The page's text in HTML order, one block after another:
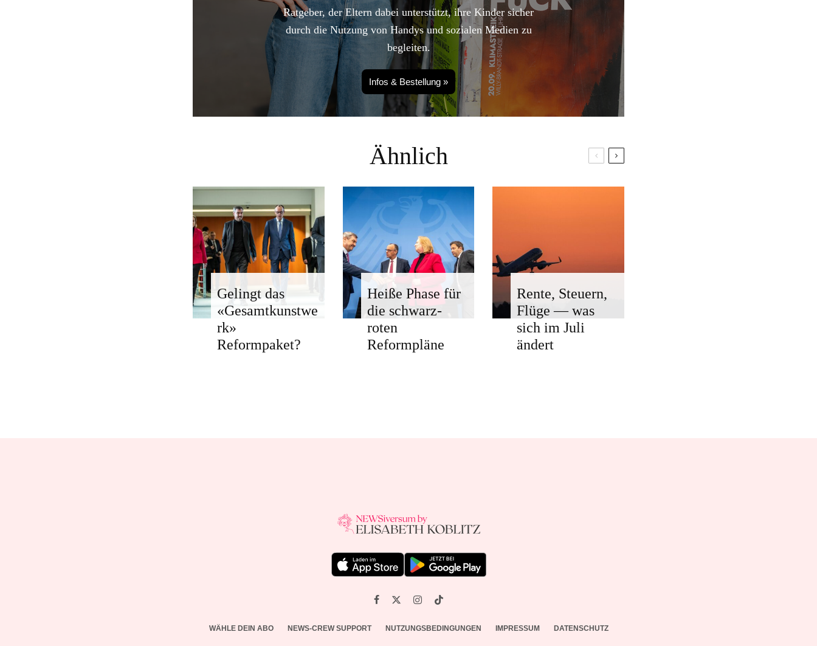
Ratgeber, der Eltern dabei unterstützt, ihre Kinder sicher
durch die Nutzung von Handys und sozialen Medien zu
begleiten.
Infos & Bestellung »
Ähnlich
Gelingt das
«Gesamtkunstwe
rk»
Reformpaket?
Heiße Phase für
die schwarz-
roten
Reformpläne
Rente, Steuern,
Flüge — was
sich im Juli
ändert
WÄHLE DEIN ABO NEWS-CREW SUPPORT NUTZUNGSBEDINGUNGEN IMPRESSUM DATENSCHUTZ